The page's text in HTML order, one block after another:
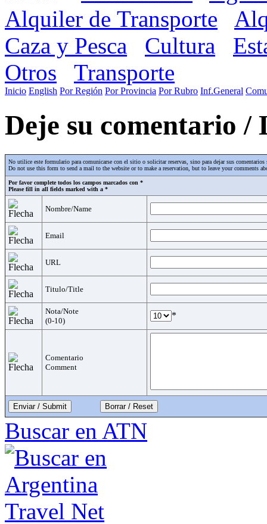
Alquiler de Transporte
Caza y Pesca
Cultura
Otros
Transporte
Inicio English Por Región Por Provincia Por Rubro Inf.General
Deje su comentario /
No utilice este formulario para comunicarse con el sitio o solicitar reservas, sino para dejar sus
Do not use this form to send a mail to the website or to make a reservation, but to leave your comments
Por favor complete todos los campos marcados con *
Please fill in all fields marked with a *
Nombre/Name
Email
URL
Titulo/Title
Nota/Note
(0-10)
*
Comentario
Comment
Enviar / Submit
Buscar en ATN